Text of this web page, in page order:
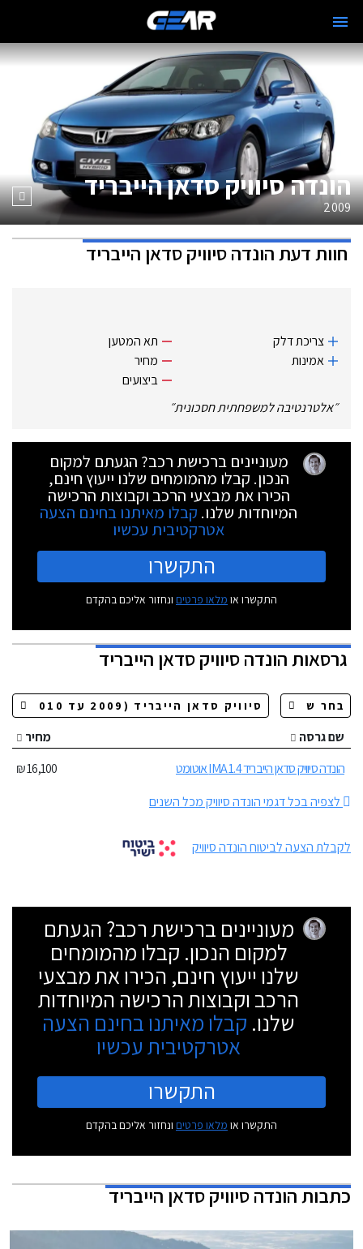
הונדה סיוויק סדאן הייבריד
2009
חוות דעתהונדה סיוויק סדאן הייבריד
צריכת דלק
אמינות
תא המטען
מחיר
ביצועים
״אלטרנטיבה למשפחתית חסכונית״
מעוניינים ברכישת רכב? הגעתם למקום
הנכון. קבלו מהמומחים שלנו ייעוץ חינם,
הכירו את מבצעי הרכב וקבוצות הרכישה
המיוחדות שלנו. קבלו מאיתנו בחינם הצעה
אטרקטיבית עכשיו
התקשרו
התקשרו או מלאו פרטים ונחזור אליכם בהקדם
גרסאותהונדה סיוויק סדאן הייבריד
שם גרסה
מחיר
הונדה סיוויק סדאן הייבריד 1.4 IMA אוטומט
16,100 ₪
לצפיה בכל דגמי הונדה סיוויק מכל השנים
לקבלת הצעה לביטוח הונדה סיוויק
מעוניינים ברכישת רכב? הגעתם
למקום הנכון. קבלו מהמומחים
שלנו ייעוץ חינם, הכירו את מבצעי
הרכב וקבוצות הרכישה המיוחדות
שלנו. קבלו מאיתנו בחינם הצעה
אטרקטיבית עכשיו
התקשרו
התקשרו או מלאו פרטים ונחזור אליכם בהקדם
כתבותהונדה סיוויק סדאן הייבריד